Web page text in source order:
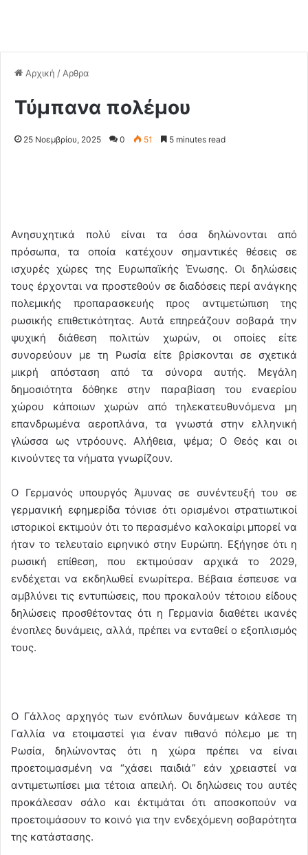
Αρχική / Αρθρα
Τύμπανα πολέμου
25 Νοεμβρίου, 2025 0 51 5 minutes read
Ανησυχητικά πολύ είναι τα όσα δηλώνονται από
πρόσωπα, τα οποία κατέχουν σημαντικές θέσεις σε
ισχυρές χώρες της Ευρωπαϊκής Ένωσης. Οι δηλώσεις
τους έρχονται να προστεθούν σε διαδόσεις περί ανάγκης
πολεμικής προπαρασκευής προς αντιμετώπιση της
ρωσικής επιθετικότητας. Αυτά επηρεάζουν σοβαρά την
ψυχική διάθεση πολιτών χωρών, οι οποίες είτε
συνορεύουν με τη Ρωσία είτε βρίσκονται σε σχετικά
μικρή απόσταση από τα σύνορα αυτής. Μεγάλη
δημοσιότητα δόθηκε στην παραβίαση του εναερίου
χώρου κάποιων χωρών από τηλεκατευθυνόμενα μη
επανδρωμένα αεροπλάνα, τα γνωστά στην ελληνική
γλώσσα ως ντρόουνς. Αλήθεια, ψέμα; Ο Θεός και οι
κινούντες τα νήματα γνωρίζουν.
Ο Γερμανός υπουργός Άμυνας σε συνέντευξή του σε
γερμανική εφημερίδα τόνισε ότι ορισμένοι στρατιωτικοί
ιστορικοί εκτιμούν ότι το περασμένο καλοκαίρι μπορεί να
ήταν το τελευταίο ειρηνικό στην Ευρώπη. Εξήγησε ότι η
ρωσική επίθεση, που εκτιμούσαν αρχικά το 2029,
ενδέχεται να εκδηλωθεί ενωρίτερα. Βέβαια έσπευσε να
αμβλύνει τις εντυπώσεις, που προκαλούν τέτοιου είδους
δηλώσεις προσθέτοντας ότι η Γερμανία διαθέτει ικανές
ένοπλες δυνάμεις, αλλά, πρέπει να ενταθεί ο εξοπλισμός
τους.
Ο Γάλλος αρχηγός των ενόπλων δυνάμεων κάλεσε τη
Γαλλία να ετοιμαστεί για έναν πιθανό πόλεμο με τη
Ρωσία, δηλώνοντας ότι η χώρα πρέπει να είναι
προετοιμασμένη να “χάσει παιδιά” εάν χρειαστεί να
αντιμετωπίσει μια τέτοια απειλή. Οι δηλώσεις του αυτές
προκάλεσαν σάλο και έκτιμάται ότι αποσκοπούν να
προετοιμάσουν το κοινό για την ενδεχόμενη σοβαρότητα
της κατάστασης.